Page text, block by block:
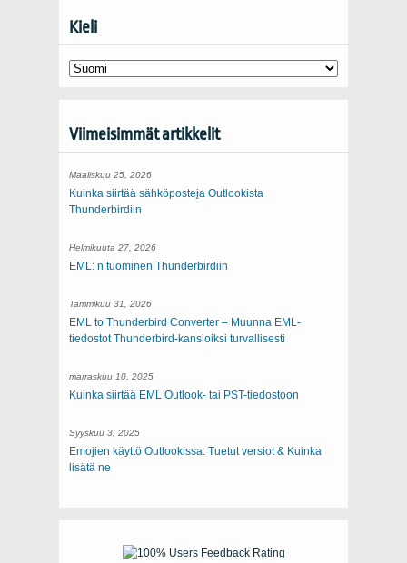
Kieli
Viimeisimmät artikkelit
Maaliskuu 25, 2026
Kuinka siirtää sähköposteja Outlookista
Thunderbirdiin
Helmikuuta 27, 2026
EML: n tuominen Thunderbirdiin
Tammikuu 31, 2026
EML to Thunderbird Converter – Muunna EML-
tiedostot Thunderbird-kansioiksi turvallisesti
marraskuu 10, 2025
Kuinka siirtää EML Outlook- tai PST-tiedostoon
Syyskuu 3, 2025
Emojien käyttö Outlookissa: Tuetut versiot & Kuinka
lisätä ne